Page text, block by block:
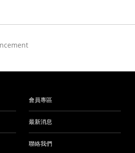
會員專區
最新消息
聯絡我們